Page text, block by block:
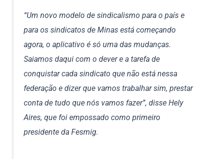
“Um novo modelo de sindicalismo para o país e
para os sindicatos de Minas está começando
agora, o aplicativo é só uma das mudanças.
Saiamos daqui com o dever e a tarefa de
conquistar cada sindicato que não está nessa
federação e dizer que vamos trabalhar sim, prestar
conta de tudo que nós vamos fazer”, disse Hely
Aires, que foi empossado como primeiro
presidente da Fesmig.